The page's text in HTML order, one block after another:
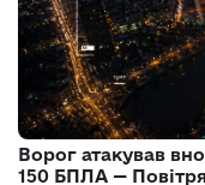
Ворог атакував
150 БПЛА —